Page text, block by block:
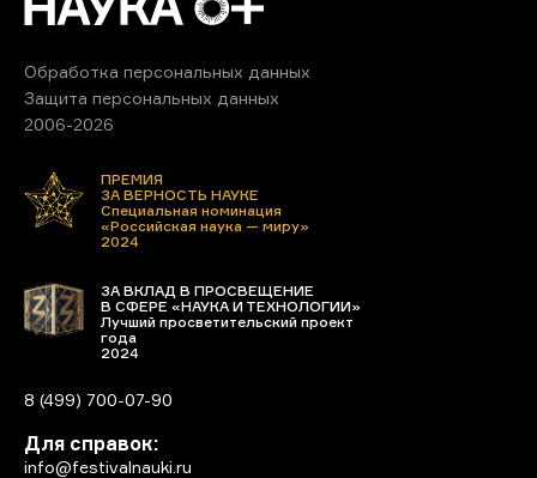
Обработка персональных данных
Защита персональных данных
2006-2026
ПРЕМИЯ
ЗА ВЕРНОСТЬ НАУКЕ
Специальная номинация
«Российская наука — миру»
2024
ЗА ВКЛАД В ПРОСВЕЩЕНИЕ
В СФЕРЕ «НАУКА И ТЕХНОЛОГИИ»
Лучший просветительский проект
года
2024
8 (499) 700-07-90
Для справок:
info@festivalnauki.ru